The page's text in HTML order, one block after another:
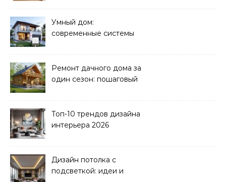
Умный дом:
современные системы
Ремонт дачного дома за
один сезон: пошаговый
Топ-10 трендов дизайна
интерьера 2026
Дизайн потолка с
подсветкой: идеи и